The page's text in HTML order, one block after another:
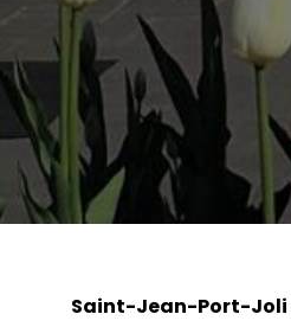
Saint-Jean-Port-Joli